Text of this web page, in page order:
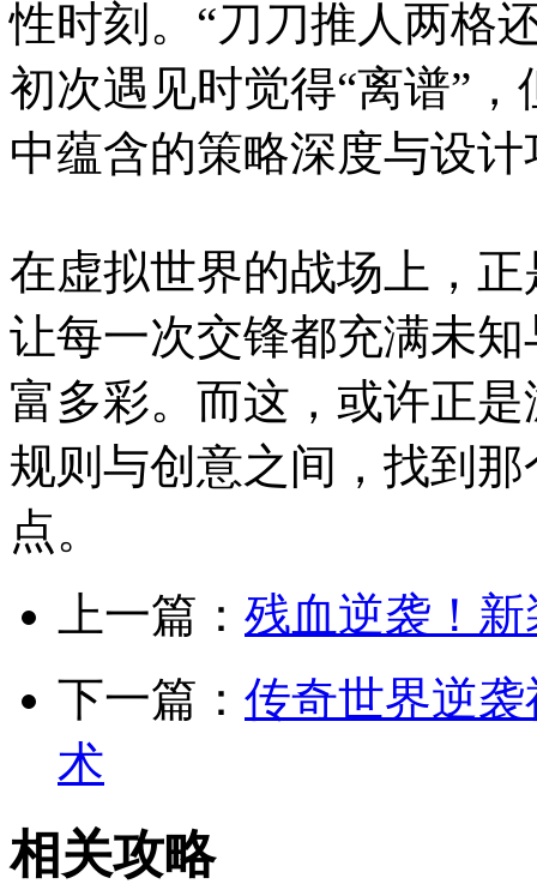
性时刻。“刀刀推人两格
初次遇见时觉得“离谱”
中蕴含的策略深度与设计
在虚拟世界的战场上，
让每一次交锋都充满未
富多彩。而这，或许正
规则与创意之间，找到
点。
上一篇： 残血逆袭！新
下一篇： 传奇世界逆
术
相关攻略